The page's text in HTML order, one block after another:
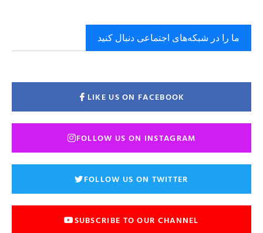
ما را در شبکه‌های اجتماعی دنبال کنید
LIKE US ON FACEBOOK
FOLLOW US ON INSTAGRAM
FOLLOW US ON TWITTER
SUBSCRIBE TO OUR CHANNEL